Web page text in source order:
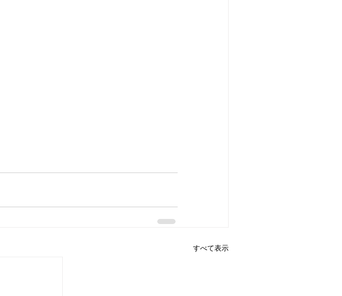
すべて表示